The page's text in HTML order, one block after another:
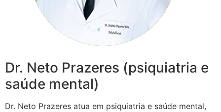
Dr. Neto Prazeres (psiquiatria e
saúde mental)
Dr. Neto Prazeres atua em psiquiatria e saúde mental,